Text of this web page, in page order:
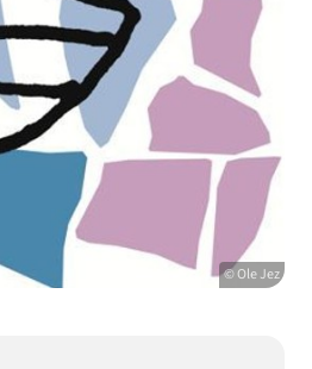
© Ole Jez